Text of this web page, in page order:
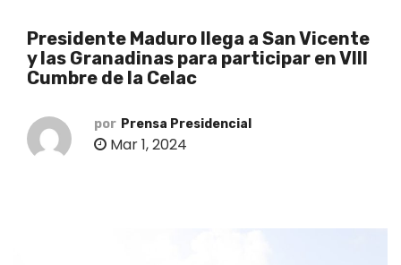
Presidente Maduro llega a San Vicente
y las Granadinas para participar en VIII
Cumbre de la Celac
por Prensa Presidencial
Mar 1, 2024